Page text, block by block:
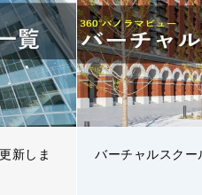
新しま
バーチャルスクー